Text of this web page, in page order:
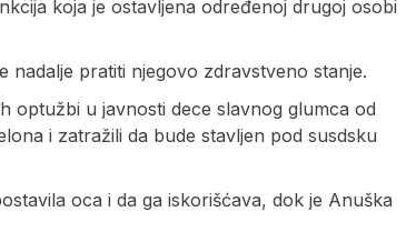
koja je ostavljena određenoj drugoj osobi
pratiti njegovo zdravstveno stanje.
optužbi u javnosti dece slavnog glumca od
i zatražili da bude stavljen pod susdsku
oca i da ga iskorišćava, dok je Anuška